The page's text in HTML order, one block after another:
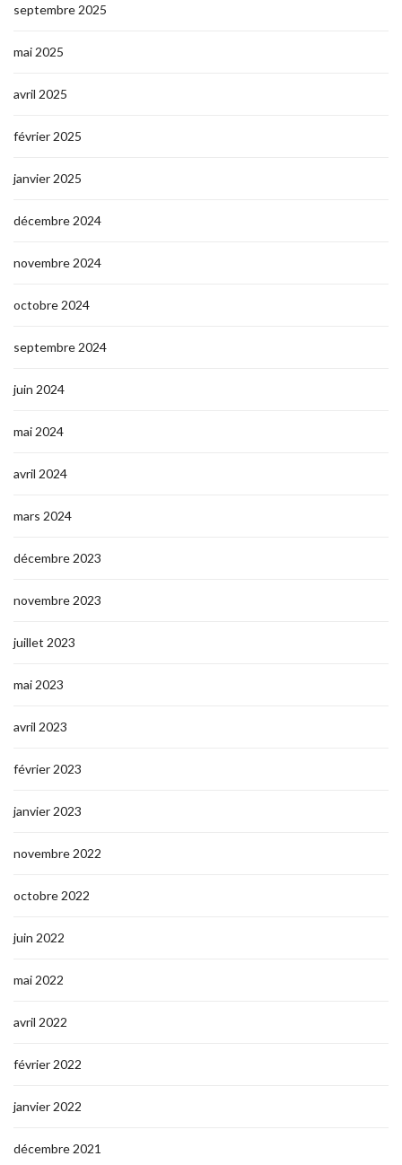
septembre 2025
mai 2025
avril 2025
février 2025
janvier 2025
décembre 2024
novembre 2024
octobre 2024
septembre 2024
juin 2024
mai 2024
avril 2024
mars 2024
décembre 2023
novembre 2023
juillet 2023
mai 2023
avril 2023
février 2023
janvier 2023
novembre 2022
octobre 2022
juin 2022
mai 2022
avril 2022
février 2022
janvier 2022
décembre 2021